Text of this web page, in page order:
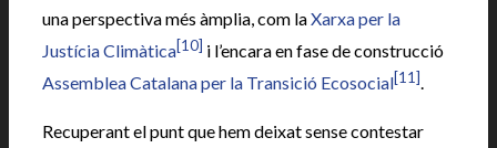
una perspectiva més àmplia, com laXarxa per la
Justícia Climàtica[10] i l’encara en fase de construcció
Assemblea Catalana per la Transició Ecosocial[11].
Recuperant el punt que hem deixat sense contestar